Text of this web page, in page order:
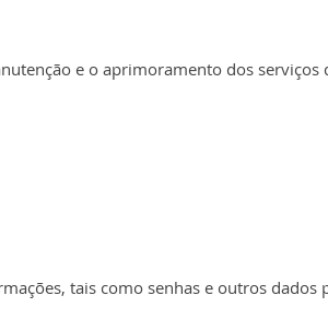
e o aprimoramento dos
tais como senhas e outros dados